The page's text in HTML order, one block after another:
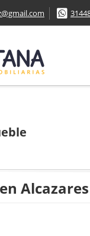
Alcazares